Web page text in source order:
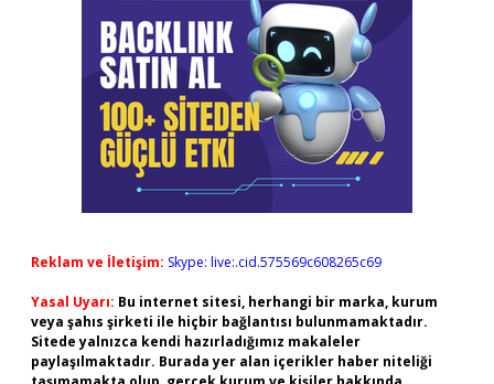
Reklam ve İletişim: Skype: live:.cid.575569c608265c69
Yasal Uyarı: Bu internet sitesi, herhangi bir marka, kurum
veya şahıs şirketi ile hiçbir bağlantısı bulunmamaktadır.
Sitede yalnızca kendi hazırladığımız makaleler
paylaşılmaktadır. Burada yer alan içerikler haber niteliği